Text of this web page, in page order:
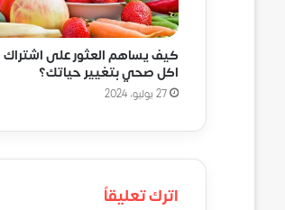
كيف يساهم العثور على اشتراك
اكل صحي بتغيير حياتك؟
27 يوليو، 2024
اترك تعليقاً